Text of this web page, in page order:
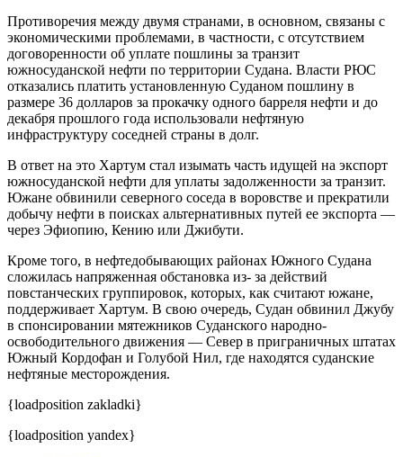
Противоречия между двумя странами, в основном, связаны с
экономическими проблемами, в частности, с отсутствием
договоренности об уплате пошлины за транзит
южносуданской нефти по территории Судана. Власти РЮС
отказались платить установленную Суданом пошлину в
размере 36 долларов за прокачку одного барреля нефти и до
декабря прошлого года использовали нефтяную
инфраструктуру соседней страны в долг.
В ответ на это Хартум стал изымать часть идущей на экспорт
южносуданской нефти для уплаты задолженности за транзит.
Южане обвинили северного соседа в воровстве и прекратили
добычу нефти в поисках альтернативных путей ее экспорта —
через Эфиопию, Кению или Джибути.
Кроме того, в нефтедобывающих районах Южного Судана
сложилась напряженная обстановка из- за действий
повстанческих группировок, которых, как считают южане,
поддерживает Хартум. В свою очередь, Судан обвинил Джубу
в спонсировании мятежников Суданского народно-
освободительного движения — Север в приграничных штатах
Южный Кордофан и Голубой Нил, где находятся суданские
нефтяные месторождения.
{loadposition zakladki}
{loadposition yandex}